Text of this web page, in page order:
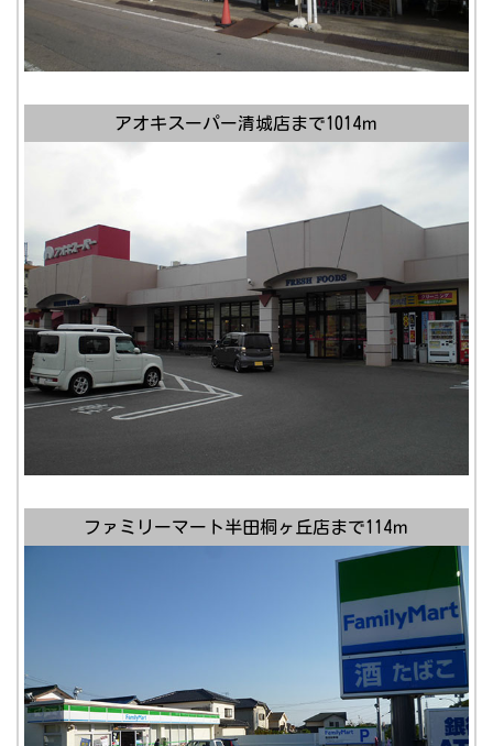
アオキスーパー清城店まで1014ｍ
ファミリーマート半田桐ヶ丘店まで114ｍ